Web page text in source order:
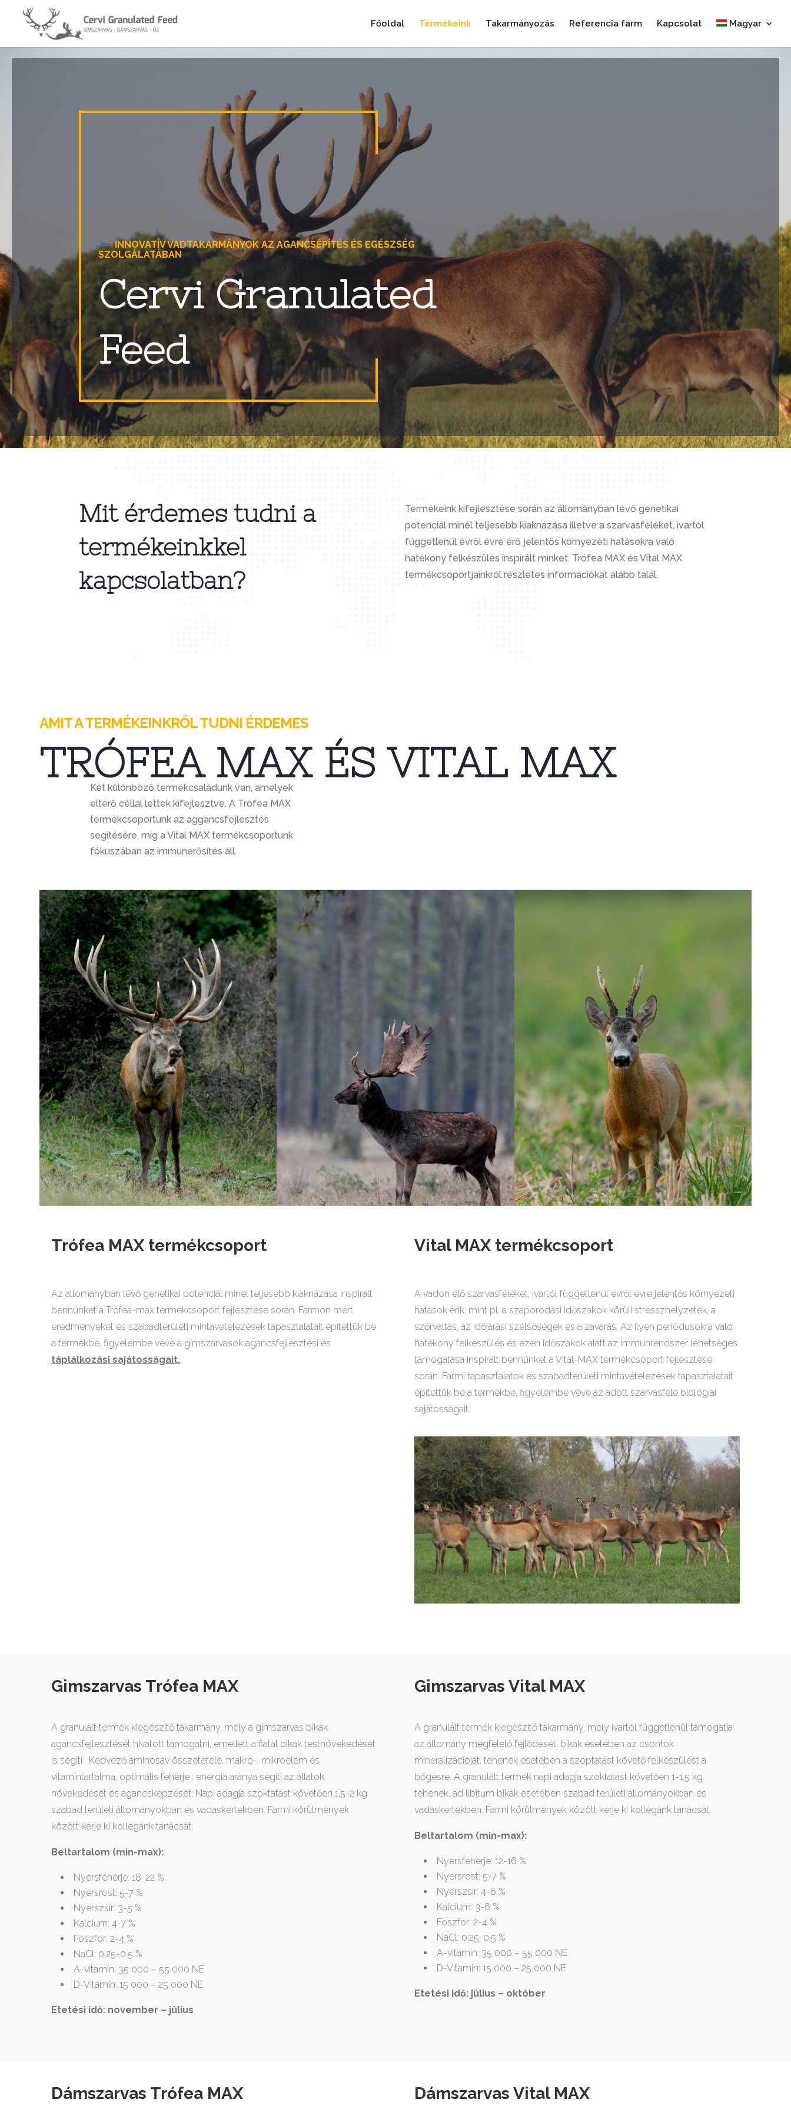
Főoldal Termékeink Takarmányozás Referencia farm Kapcsolat Magyar
INNOVATÍV VADTAKARMÁNYOK AZ AGANCSÉPÍTÉS ÉS EGÉSZSÉG
SZOLGÁLATÁBAN
Cervi Granulated
Feed
Mit érdemes tudni a
termékeinkkel
kapcsolatban?
Termékeink kifejlesztése során az állományban lévő genetikai
potenciál minél teljesebb kiaknázása illetve a szarvasféléket, ivartól
függetlenül évről évre érő jelentős környezeti hatásokra való
hatékony felkészülés inspirált minket. Trófea MAX és Vital MAX
termékcsoportjainkról részletes információkat alább talál.
AMIT A TERMÉKEINKRŐL TUDNI ÉRDEMES
TRÓFEA MAX ÉS VITAL MAX
Két különböző termékcsaládunk van, amelyek
eltérő céllal lettek kifejlesztve. A Trófea MAX
termékcsoportunk az aggancsfejlesztés
segítésére, míg a Vital MAX termékcsoportunk
fókuszában az immunerősítés áll.
Trófea MAX termékcsoport
Az állományban lévő genetikai potenciál minél teljesebb kiaknázása inspirált
bennünket a Trófea-max termékcsoport fejlesztése során. Farmon mért
eredményeket és szabadterületi mintavételezések tapasztalatait építettük be
a termékbe, figyelembe véve a gímszarvasok agancsfejlesztési és
táplálkozási sajátosságait.
Vital MAX termékcsoport
A vadon élő szarvasféléket, ivartól függetlenül évről évre jelentős környezeti
hatások érik, mint pl. a szaporodási időszakok körüli stresszhelyzetek, a
szőrváltás, az időjárási szélsőségek és a zavarás. Az ilyen periódusokra való
hatékony felkészülés és ezen időszakok alatt az immunrendszer lehetséges
támogatása inspirált bennünket a Vital-MAX termékcsoport fejlesztése
során. Farmi tapasztalatok és szabadterületi mintavételezések tapasztalatait
építettük be a termékbe, figyelembe véve az adott szarvasféle biológiai
sajátosságait.
Gimszarvas Trófea MAX
A granulált termék kiegészítő takarmány, mely a gímszarvas bikák
agancsfejlesztését hivatott támogatni, emellett a fiatal bikák testnövekedését
is segíti. Kedvező aminosav összetétele, makro-, mikroelem és
vitamintartalma, optimális fehérje : energia aránya segíti az állatok
növekedését és agancsképzését. Napi adagja szoktatást követően 1,5-2 kg
szabad területi állományokban és vadaskertekben. Farmi körülmények
között kérje ki kollégánk tanácsát.
Beltartalom (min-max):
Nyersfehérje: 18-22 %
Nyersrost: 5-7 %
Nyerszsír: 3-5 %
Kalcium: 4-7 %
Foszfor: 2-4 %
NaCl: 0,25-0,5 %
A-vitamin: 35 000 – 55 000 NE
D-Vitamin: 15 000 – 25 000 NE
Etetési idő: november – július
Gimszarvas Vital MAX
A granulált termék kiegészítő takarmány, mely ivartól függetlenül támogatja
az állomány megfelelő fejlődését, bikák esetében az csontok
mineralizációját, tehenek esetében a szoptatást követő felkészülést a
bőgésre. A granulált termék napi adagja szoktatást követően 1-1,5 kg
tehenek, ad libitum bikák esetében szabad területi állományokban és
vadaskertekben. Farmi körülmények között kérje ki kollégánk tanácsát.
Beltartalom (min-max):
Nyersfehérje: 12-16 %
Nyersrost: 5-7 %
Nyerszsír: 4-6 %
Kalcium: 3-6 %
Foszfor: 2-4 %
NaCl: 0,25-0,5 %
A-vitamin: 35 000 – 55 000 NE
D-Vitamin: 15 000 – 25 000 NE
Etetési idő: július – október
Dámszarvas Trófea MAX Dámszarvas Vital MAX